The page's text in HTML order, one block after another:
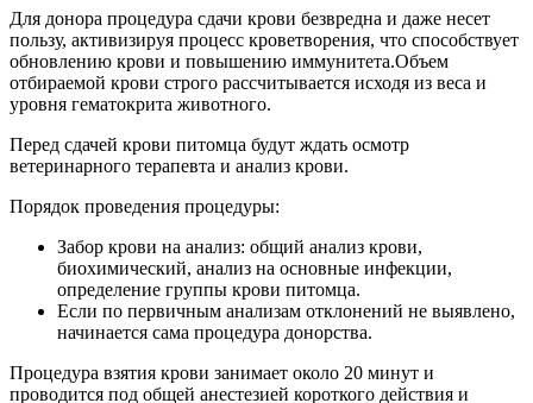
Для донора процедура сдачи крови безвредна и даже несет
пользу, активизируя процесс кроветворения, что способствует
обновлению крови и повышению иммунитета.Объем
отбираемой крови строго рассчитывается исходя из веса и
уровня гематокрита животного.
Перед сдачей крови питомца будут ждать осмотр
ветеринарного терапевта и анализ крови.
Порядок проведения процедуры:
Забор крови на анализ: общий анализ крови,
биохимический, анализ на основные инфекции,
определение группы крови питомца.
Если по первичным анализам отклонений не выявлено,
начинается сама процедура донорства.
Процедура взятия крови занимает около 20 минут и
проводится под общей анестезией короткого действия и